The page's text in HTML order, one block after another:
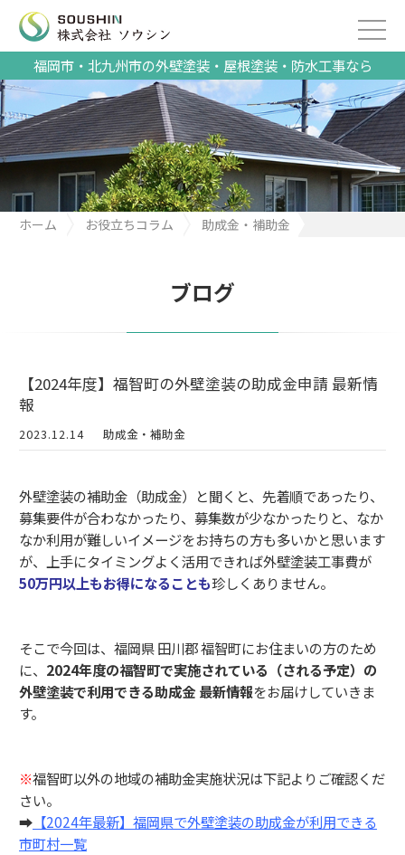
福岡市・北九州市の外壁塗装・屋根塗装・防水工事なら
ホーム お役立ちコラム
助成金・補助金
ブログ
【2024年度】福智町の外壁塗装の助成金申請 最新情
報
2023.12.14 助成金・補助金
外壁塗装の補助金（助成金）と聞くと、先着順であったり、
募集要件が合わなかったり、募集数が少なかったりと、なか
なか利用が難しいイメージをお持ちの方も多いかと思います
が、上手にタイミングよく活用できれば外壁塗装工事費が
50万円以上もお得になることも珍しくありません。
そこで今回は、福岡県 田川郡 福智町にお住まいの方のため
に、 2024年度の福智町で実施されている（される予定）の
外壁塗装で利用できる助成金 最新情報をお届けしていきま
す。
※福智町以外の地域の補助金実施状況は下記よりご確認くだ
さい。
➡︎ 【2024年最新】福岡県で外壁塗装の助成金が利用できる
市町村一覧